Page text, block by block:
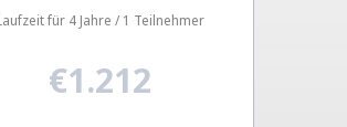
für 4 Jahre / 1 Teilnehmer
€1.212